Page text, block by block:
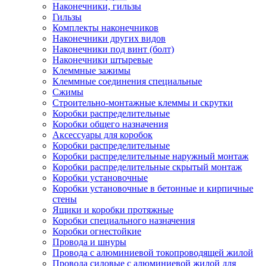
Наконечники, гильзы
Гильзы
Комплекты наконечников
Наконечники других видов
Наконечники под винт (болт)
Наконечники штыревые
Клеммные зажимы
Клеммные соединения специальные
Сжимы
Строительно-монтажные клеммы и скрутки
Коробки распределительные
Коробки общего назначения
Аксессуары для коробок
Коробки распределительные
Коробки распределительные наружный монтаж
Коробки распределительные скрытый монтаж
Коробки установочные
Коробки установочные в бетонные и кирпичные
стены
Ящики и коробки протяжные
Коробки специального назначения
Коробки огнестойкие
Провода и шнуры
Провода с алюминиевой токопроводящей жилой
Провода силовые с алюминиевой жилой для